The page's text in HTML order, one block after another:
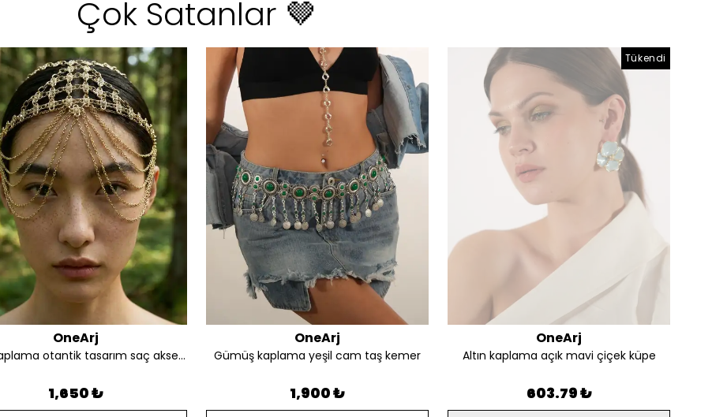
Çok Satanlar 🤎
OneArj
Altın kaplama otantik tasarım saç aksesuarı
1,650 ₺
OneArj
Gümüş kaplama yeşil cam taş kemer
1,900 ₺
Tükendi
OneArj
Altın kaplama açık mavi çiçek küpe
603.79 ₺